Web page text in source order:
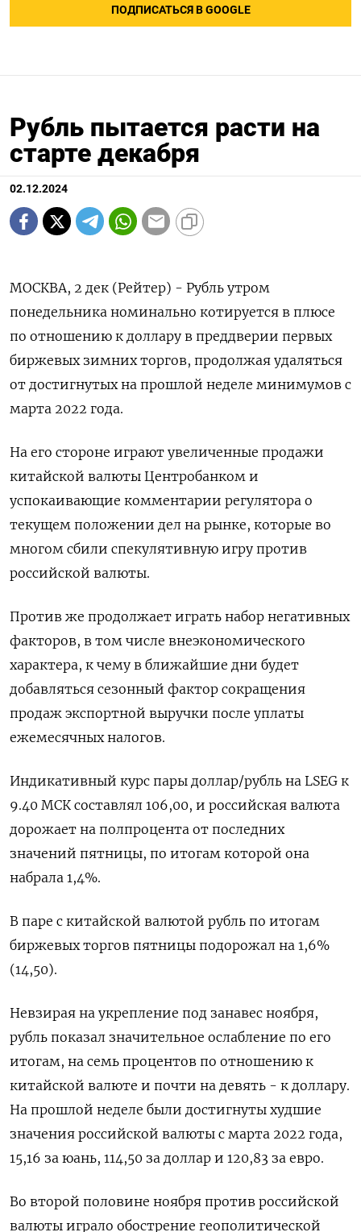
ПОДПИСАТЬСЯ В GOOGLE
Рубль пытается расти на
старте декабря
02.12.2024
МОСКВА, 2 дек (Рейтер) - Рубль утром
понедельника номинально котируется в плюсе
по отношению к доллару в преддверии первых
биржевых зимних торгов, продолжая удаляться
от достигнутых на прошлой неделе минимумов с
марта 2022 года.
На его стороне играют увеличенные продажи
китайской валюты Центробанком и
успокаивающие комментарии регулятора о
текущем положении дел на рынке, которые во
многом сбили спекулятивную игру против
российской валюты.
Против же продолжает играть набор негативных
факторов, в том числе внеэкономического
характера, к чему в ближайшие дни будет
добавляться сезонный фактор сокращения
продаж экспортной выручки после уплаты
ежемесячных налогов.
Индикативный курс пары доллар/рубль на LSEG к
9.40 МСК составлял 106,00, и российская валюта
дорожает на полпроцента от последних
значений пятницы, по итогам которой она
набрала 1,4%.
В паре с китайской валютой рубль по итогам
биржевых торгов пятницы подорожал на 1,6%
(14,50).
Невзирая на укрепление под занавес ноября,
рубль показал значительное ослабление по его
итогам, на семь процентов по отношению к
китайской валюте и почти на девять - к доллару.
На прошлой неделе были достигнуты худшие
значения российской валюты с марта 2022 года,
15,16 за юань, 114,50 за доллар и 120,83 за евро.
Во второй половине ноября против российской
валюты играло обострение геополитической